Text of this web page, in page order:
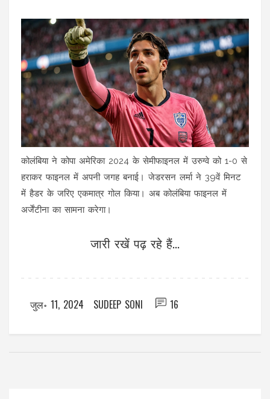
कोलंबिया ने कोपा अमेरिका 2024 के सेमीफाइनल में उरुग्वे को 1-0 से
हराकर फाइनल में अपनी जगह बनाई। जेडरसन लर्मा ने 39वें मिनट
में हैडर के जरिए एकमात्र गोल किया। अब कोलंबिया फाइनल में
अर्जेंटीना का सामना करेगा।
जारी रखें पढ़ रहे हैं...
जुल॰ 11, 2024 SUDEEP SONI 16